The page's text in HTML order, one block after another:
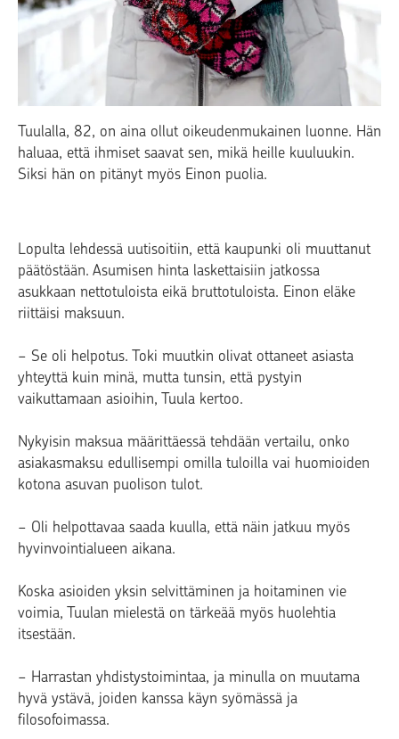
Tuulalla, 82, on aina ollut oikeudenmukainen luonne. Hän
haluaa, että ihmiset saavat sen, mikä heille kuuluukin.
Siksi hän on pitänyt myös Einon puolia.
Lopulta lehdessä uutisoitiin, että kaupunki oli muuttanut
päätöstään. Asumisen hinta laskettaisiin jatkossa
asukkaan nettotuloista eikä bruttotuloista. Einon eläke
riittäisi maksuun.
− Se oli helpotus. Toki muutkin olivat ottaneet asiasta
yhteyttä kuin minä, mutta tunsin, että pystyin
vaikuttamaan asioihin, Tuula kertoo.
Nykyisin maksua määrittäessä tehdään vertailu, onko
asiakasmaksu edullisempi omilla tuloilla vai huomioiden
kotona asuvan puolison tulot.
− Oli helpottavaa saada kuulla, että näin jatkuu myös
hyvinvointialueen aikana.
Koska asioiden yksin selvittäminen ja hoitaminen vie
voimia, Tuulan mielestä on tärkeää myös huolehtia
itsestään.
− Harrastan yhdistystoimintaa, ja minulla on muutama
hyvä ystävä, joiden kanssa käyn syömässä ja
filosofoimassa.